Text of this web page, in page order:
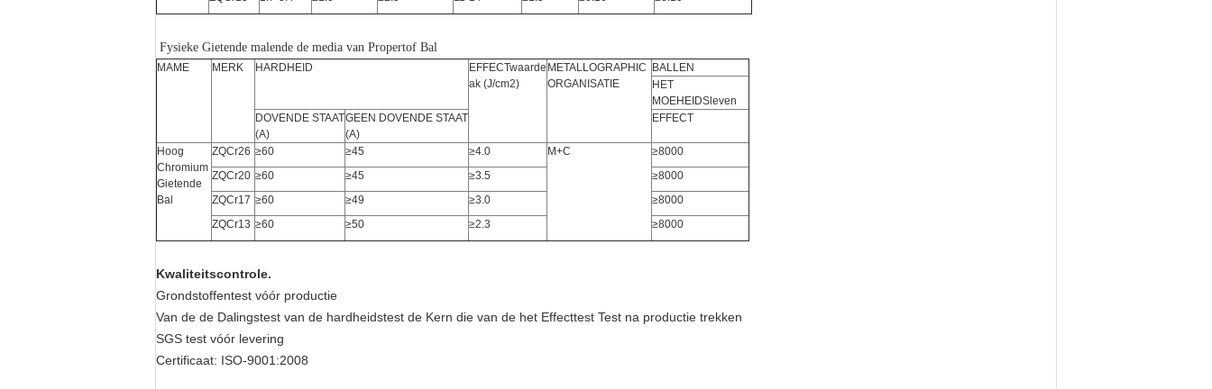
Fysieke Gietende malende de media van Propertof Bal
MAME MERK HARDHEID
EFFECTwaarde
ak (J/cm2)
METALLOGRAPHIC
ORGANISATIE
BALLEN
HET
MOEHEIDSleven
DOVENDE STAAT
(A)
GEEN DOVENDE STAAT
(A)
EFFECT
Hoog
Chromium
Gietende
Bal
ZQCr26 ≥60 ≥45 ≥4.0 M+C
≥8000
ZQCr20 ≥60 ≥45 ≥3.5
≥8000
ZQCr17 ≥60 ≥49 ≥3.0
≥8000
ZQCr13 ≥60 ≥50 ≥2.3 ≥8000
Kwaliteitscontrole.
Grondstoffentest vóór productie
Van de de Dalingstest van de hardheidstest de Kern die van de het Effecttest Test na productie trekken
SGS test vóór levering
Certificaat: ISO-9001:2008